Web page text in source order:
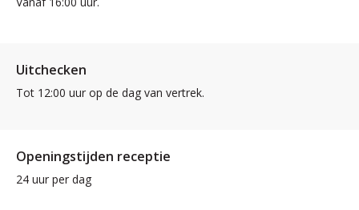
Uitchecken
Tot 12:00 uur op de dag van vertrek.
Openingstijden receptie
24 uur per dag